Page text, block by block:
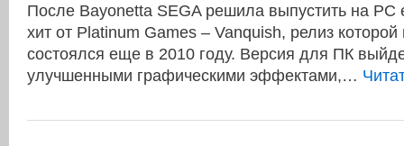
После Bayonetta SEGA решила выпустить на
хит от Platinum Games – Vanquish, релиз
состоялся еще в 2010 году. Версия для ПК
улучшенными графическими эффектами,…